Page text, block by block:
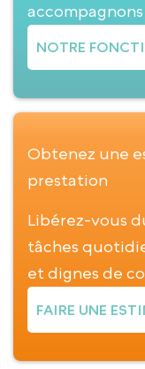
NOTRE
Obtenez une
prestation
Libérez-vous
tâches
et dignes de
FAIRE UNE